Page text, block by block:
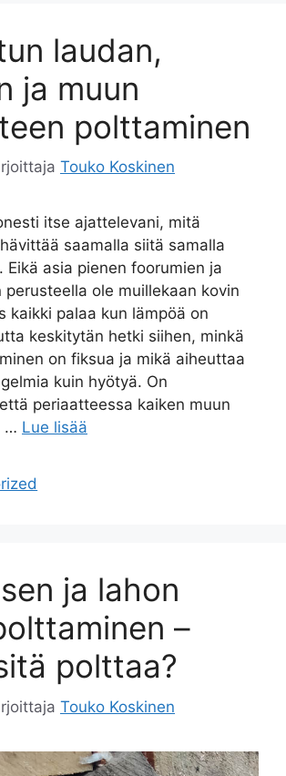
laudan,
ja muun
polttaminen
Touko Koskinen
itse ajattelevani, mitä
saamalla siitä samalla
Eikä asia pienen foorumien ja
perusteella ole muillekaan kovin
kaikki palaa kun lämpöä on
keskitytän hetki siihen, minkä
on fiksua ja mikä aiheuttaa
kuin hyötyä. On
periaatteessa kaiken muun
… Lue lisää
ja lahon
–
polttaa?
Touko Koskinen